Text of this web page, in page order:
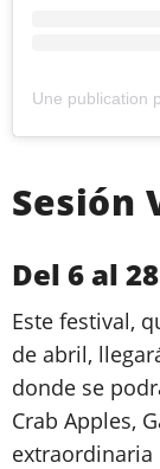
Sesión
Del 6 al
Este festival,
de abril,
donde se
Crab Apples,
extraordinaria